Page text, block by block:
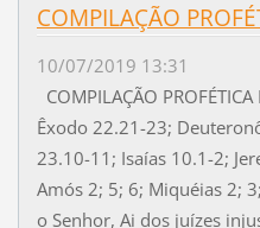
COMPILAÇÃO
10/07/2019 13:31
COMPILAÇÃO
Êxodo 22.21-23;
23.10-11; Isaías 10.1-2;
Amós 2; 5; 6; Miquéias 2;
o Senhor, Ai dos juízes